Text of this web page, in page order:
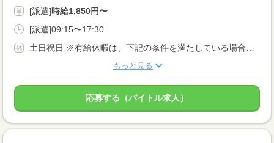
[派遣]時給1,850円〜
[派遣]09:15〜17:30
もっと見る
応募する（バイトル求人）